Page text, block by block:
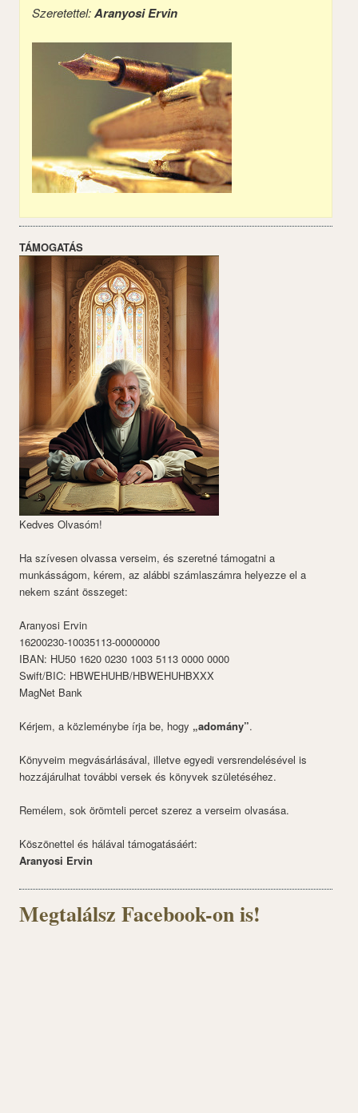
Szeretettel:Aranyosi Ervin
TÁMOGATÁS
Kedves Olvasóm!
Ha szívesen olvassa verseim, és szeretné támogatni a
munkásságom, kérem, az alábbi számlaszámra helyezze el a
nekem szánt összeget:
Aranyosi Ervin
16200230-10035113-00000000
IBAN: HU50 1620 0230 1003 5113 0000 0000
Swift/BIC: HBWEHUHB/HBWEHUHBXXX
MagNet Bank
Kérjem, a közleménybe írja be, hogy „adomány”.
Könyveim megvásárlásával, illetve egyedi versrendelésével is
hozzájárulhat további versek és könyvek születéséhez.
Remélem, sok örömteli percet szerez a verseim olvasása.
Köszönettel és hálával támogatásáért:
Aranyosi Ervin
Megtalálsz Facebook-on is!